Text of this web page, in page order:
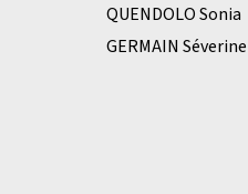
QUENDOLO Sonia
GERMAIN Séverine